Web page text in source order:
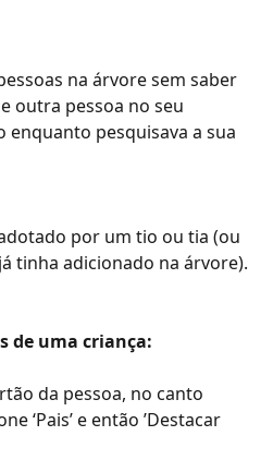
na árvore sem saber
outra pessoa no seu
enquanto pesquisava a sua
por um tio ou tia (ou
tinha adicionado na árvore).
de uma criança:
da pessoa, no canto
‘Pais’ e então ’Destacar